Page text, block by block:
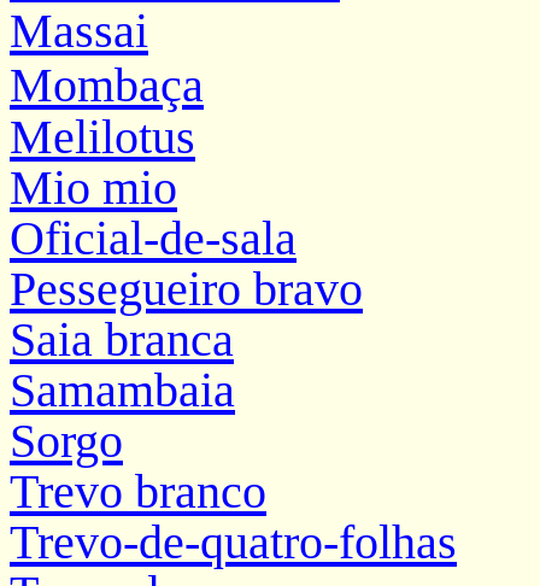
Massai
Mombaça
Melilotus
Mio mio
Oficial-de-sala
Pessegueiro bravo
Saia branca
Samambaia
Sorgo
Trevo branco
Trevo-de-quatro-folhas